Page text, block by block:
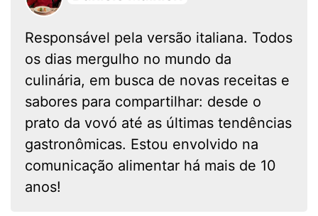
Responsável pela versão italiana. Todos
os dias mergulho no mundo da
culinária, em busca de novas receitas e
sabores para compartilhar: desde o
prato da vovó até as últimas tendências
gastronômicas. Estou envolvido na
comunicação alimentar há mais de 10
anos!